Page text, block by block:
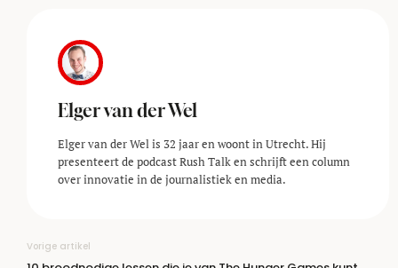
Elger van der Wel
Elger van der Wel is 32 jaar en woont in Utrecht. Hij
presenteert de podcast Rush Talk en schrijft een column
over innovatie in de journalistiek en media.
Vorige artikel